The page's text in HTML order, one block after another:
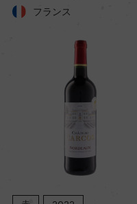
粘土石灰質
A.O.C.ブルゴーニュ
入数
フランス